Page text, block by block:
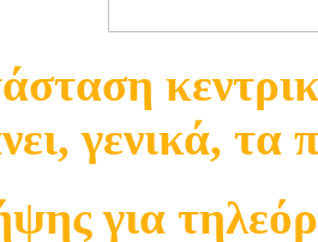
γενικά, τα
για